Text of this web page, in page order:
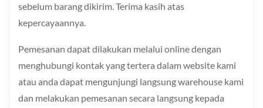
sebelum barang dikirim. Terima kasih atas
kepercayaannya.
Pemesanan dapat dilakukan melalui online dengan
menghubungi kontak yang tertera dalam website kami
atau anda dapat mengunjungi langsung warehouse kami
dan melakukan pemesanan secara langsung kepada